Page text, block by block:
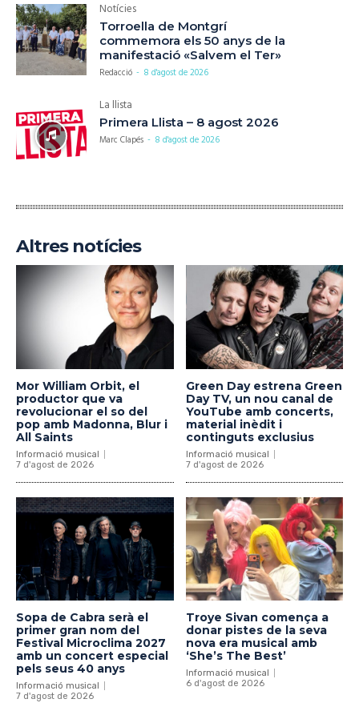
Notícies
Torroella de Montgrí
commemora els 50 anys de la
manifestació «Salvem el Ter»
Redacció - 8 d'agost de 2026
La llista
Primera Llista – 8 agost 2026
Marc Clapés - 8 d'agost de 2026
Altres notícies
Mor William Orbit, el
productor que va
revolucionar el so del
pop amb Madonna, Blur i
All Saints
Informació musical
7 d'agost de 2026
Green Day estrena Green
Day TV, un nou canal de
YouTube amb concerts,
material inèdit i
continguts exclusius
Informació musical
7 d'agost de 2026
Sopa de Cabra serà el
primer gran nom del
Festival Microclima 2027
amb un concert especial
pels seus 40 anys
Informació musical
7 d'agost de 2026
Troye Sivan comença a
donar pistes de la seva
nova era musical amb
‘She’s The Best’
Informació musical
6 d'agost de 2026